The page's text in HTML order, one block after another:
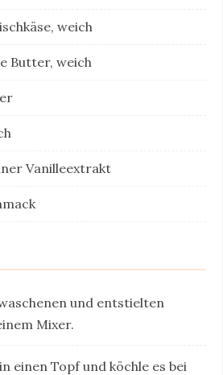
weich
Butter, weich
Vanilleextrakt
und entstielten
Mixer.
einen Topf und köchle es bei